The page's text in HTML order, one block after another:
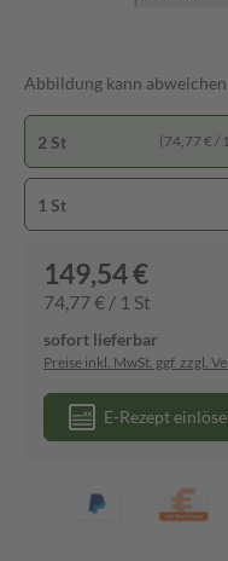
Abbildung kann abweichen
2 St (74,77 € /
1 St
149,54 €
74,77 € / 1 St
sofort lieferbar
Preise inkl. MwSt. ggf. zzgl.
E-Rezept